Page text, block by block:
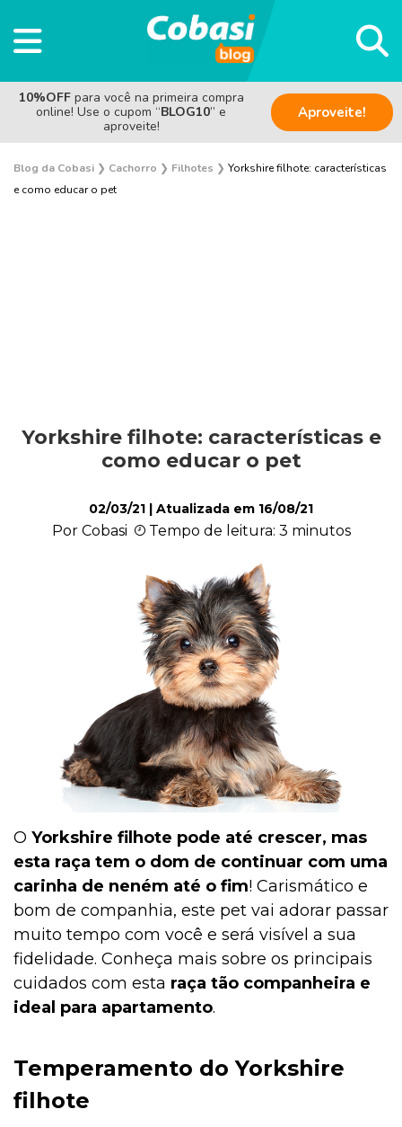
10%OFF para você na primeira compra
online! Use o cupom “BLOG10” e
aproveite!
Aproveite!
Blog da Cobasi ❯ Cachorro ❯ Filhotes ❯ Yorkshire filhote: características
e como educar o pet
Alimentação
Curiosidades
Filhotes
Higiene
Saúde
Yorkshire filhote: características e
como educar o pet
02/03/21 | Atualizada em 16/08/21
Por Cobasi Tempo de leitura: 3 minutos
O Yorkshire filhote pode até crescer, mas
esta raça tem o dom de continuar com uma
carinha de neném até o fim! Carismático e
bom de companhia, este pet vai adorar passar
muito tempo com você e será visível a sua
fidelidade. Conheça mais sobre os principais
cuidados com esta raça tão companheira e
ideal para apartamento.
Temperamento do Yorkshire
filhote